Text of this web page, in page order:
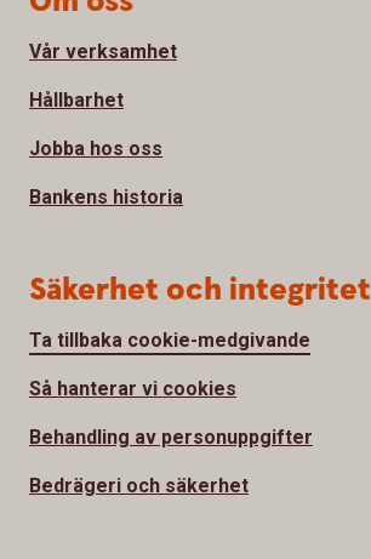
Vår verksamhet
Hållbarhet
Jobba hos oss
Bankens historia
Säkerhet och integritet
Ta tillbaka cookie-medgivande
Så hanterar vi cookies
Behandling av personuppgifter
Bedrägeri och säkerhet